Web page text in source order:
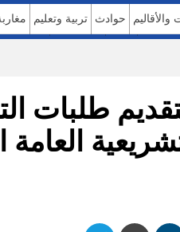
حوادث تربية وتعليم
طلبات
العامة